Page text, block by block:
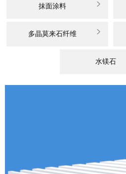
抹面涂料 
多晶莫来石纤维 
水镁石